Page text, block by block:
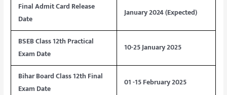
Final Admit Card Release
Date
January 2024 (Expected)
BSEB Class 12th Practical
Exam Date
10-25 January 2025
Bihar Board Class 12th Final
Exam Date
01 -15 February 2025